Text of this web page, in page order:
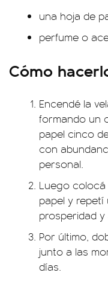
una hoja de
perfume o
Cómo
Encendé la
formando un
papel cinco
con
personal.
Luego
papel y
prosperidad
Por último,
junto a las
días.